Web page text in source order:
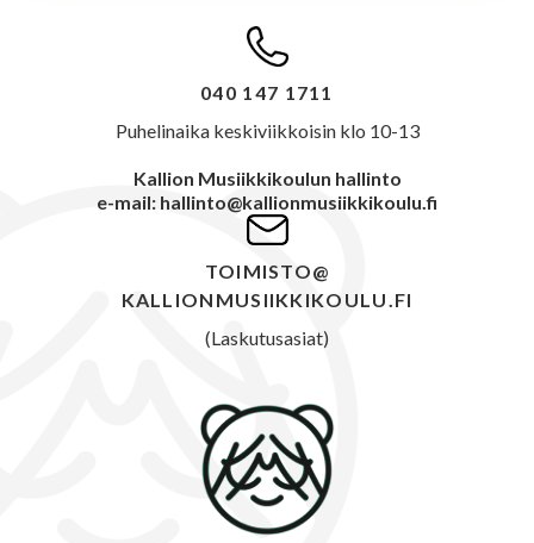
040 147 1711
Puhelinaika keskiviikkoisin klo 10-13
Kallion Musiikkikoulun hallinto
e-mail: hallinto@kallionmusiikkikoulu.fi
TOIMISTO@
KALLIONMUSIIKKIKOULU.FI
(Laskutusasiat)